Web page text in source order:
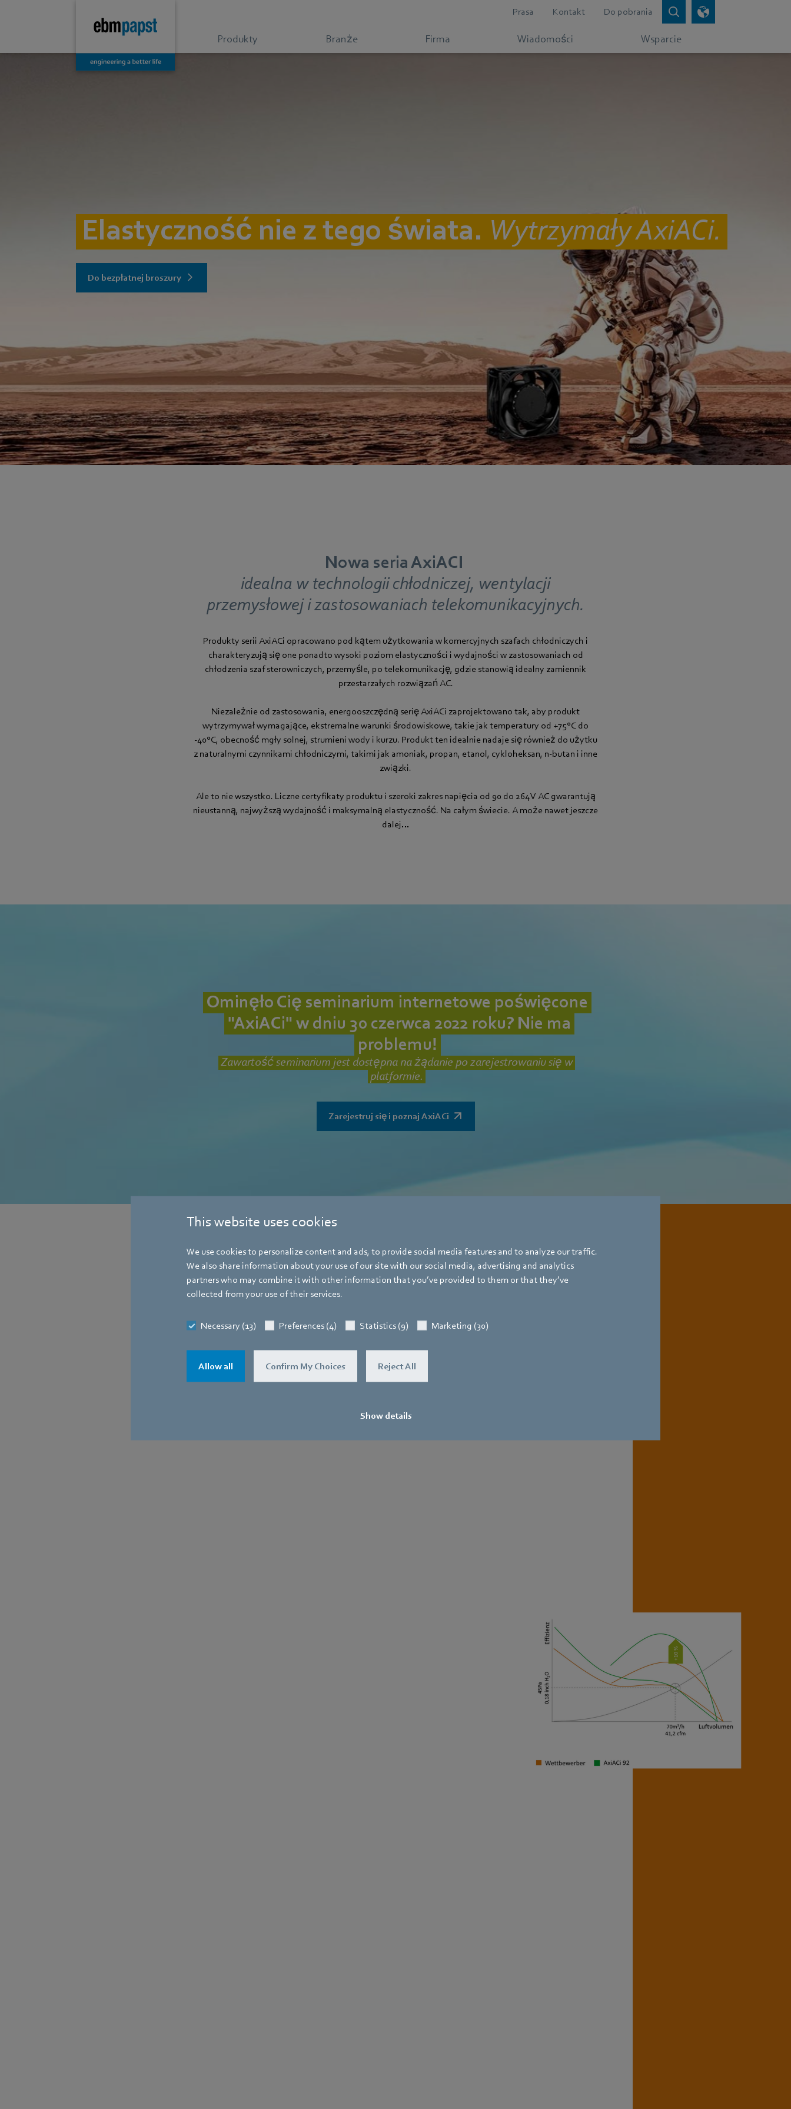
This website uses cookies
We use cookies to personalize content and ads, to provide social media features and to analyze our traffic.
We also share information about your use of our site with our social media, advertising and analytics
partners who may combine it with other information that you’ve provided to them or that they’ve
collected from your use of their services.
Necessary (13) Preferences (4) Statistics (9) Marketing (30)
Allow all Confirm My Choices Reject All
Show details
Prasa Kontakt Do pobrania
Produkty Branże Firma Wiadomości Wsparcie
Elastyczność nie z tego świata. Wytrzymały AxiACi.
Do bezpłatnej broszury
Nowa seria AxiACI
idealna w technologii chłodniczej, wentylacji
przemysłowej i zastosowaniach telekomunikacyjnych.
Produkty serii AxiACi opracowano pod kątem użytkowania w komercyjnych szafach chłodniczych i
charakteryzują się one ponadto wysoki poziom elastyczności i wydajności w zastosowaniach od
chłodzenia szaf sterowniczych, przemyśle, po telekomunikację, gdzie stanowią idealny zamiennik
przestarzałych rozwiązań AC.
Niezależnie od zastosowania, energooszczędną serię AxiACi zaprojektowano tak, aby produkt
wytrzymywał wymagające, ekstremalne warunki środowiskowe, takie jak temperatury od +75°C do
-40°C, obecność mgły solnej, strumieni wody i kurzu. Produkt ten idealnie nadaje się również do użytku
z naturalnymi czynnikami chłodniczymi, takimi jak amoniak, propan, etanol, cykloheksan, n-butan i inne
związki.
Ale to nie wszystko. Liczne certyfikaty produktu i szeroki zakres napięcia od 90 do 264 V AC gwarantują
nieustanną, najwyższą wydajność i maksymalną elastyczność. Na całym świecie. A może nawet jeszcze
dalej…
Ominęło Cię seminarium internetowe poświęcone
"AxiACi" w dniu 30 czerwca 2022 roku? Nie ma
problemu!
Zawartość seminarium jest dostępna na żądanie po zarejestrowaniu się w
platformie.
Zarejestruj się i poznaj AxiACi